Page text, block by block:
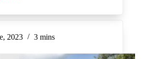
2023 3 mins